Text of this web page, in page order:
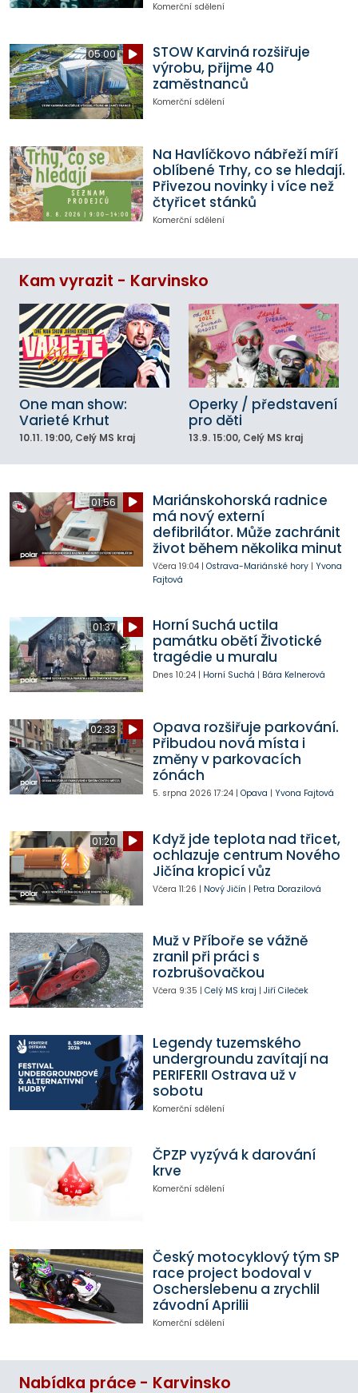
Komerční sdělení
05:00
STOW Karviná rozšiřuje
výrobu, přijme 40
zaměstnanců
Komerční sdělení
Na Havlíčkovo nábřeží míří
oblíbené Trhy, co se hledají.
Přivezou novinky i více než
čtyřicet stánků
Komerční sdělení
Kam vyrazit - Karvinsko
One man show:
Varieté Krhut
10.11. 19:00, Celý MS kraj
Operky / představení
pro děti
13.9. 15:00, Celý MS kraj
01:56
Mariánskohorská radnice
má nový externí
defibrilátor. Může zachránit
život během několika minut
Včera 19:04| Ostrava-Mariánské hory| Yvona
Fajtová
01:37
Horní Suchá uctila
památku obětí Životické
tragédie u muralu
Dnes 10:24| Horní Suchá | Bára Kelnerová
02:33
Opava rozšiřuje parkování.
Přibudou nová místa i
změny v parkovacích
zónách
5. srpna 2026 17:24| Opava | Yvona Fajtová
01:20
Když jde teplota nad třicet,
ochlazuje centrum Nového
Jičína kropicí vůz
Včera 11:26 | Nový Jičín | Petra Dorazilová
Muž v Příboře se vážně
zranil při práci s
rozbrušovačkou
Včera 9:35 | Celý MS kraj | Jiří Cileček
Legendy tuzemského
undergroundu zavítají na
PERIFERII Ostrava už v
sobotu
Komerční sdělení
ČPZP vyzývá k darování
krve
Komerční sdělení
Český motocyklový tým SP
race project bodoval v
Oscherslebenu a zrychlil
závodní Aprilii
Komerční sdělení
Nabídka práce - Karvinsko